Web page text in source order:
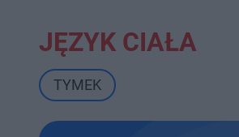
JĘZYK CIAŁA
TYMEK